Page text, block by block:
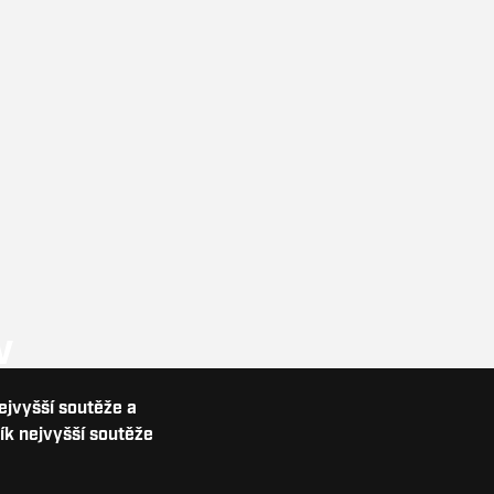
soutěže a
nejvyšší soutěže